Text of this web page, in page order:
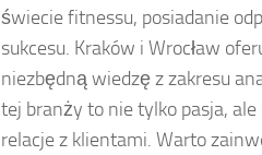
świecie fitnessu, posiadanie
sukcesu. Kraków i Wrocław
niezbędną wiedzę z zakresu
tej branży to nie tylko pasja,
relacje z klientami. Warto